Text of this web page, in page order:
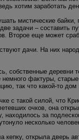
хотим заработать
мистические
задачи – составить
Второе еще может
дачи. На них
собственные деревни
фактуры,
так что какой-то
с такой силой, что
очков, она
находилось за
несколько
кепку, открыла дверь